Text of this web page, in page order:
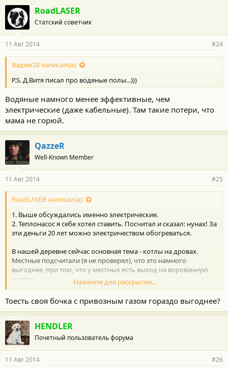
RoadLASER
Статский советчик
11 Авг 2014 #24
Вадим28 написал(а):
P.S. Д.Витя писал про водяные полы...)))
Водяные намного менее эффективные, чем
электрические (даже кабельные). Там такие потери, что
мама не горюй.
QazzeR
Well-Known Member
11 Авг 2014 #25
RoadLASER написал(а):
1. Выше обсуждались именно электрические.
2. Теплонасос я себе хотел ставить. Посчитал и сказал: нунах! За
эти деньги 20 лет можно электричеством обогреваться.
В нашей деревне сейчас основная тема - котлы на дровах.
Местные подсчитали (я не проверял), что это намного
выгоднее, при том, что у местных есть выход на ворованную
соляру.
В Москве сейчас автономная газификацию - 200 тыр. Баком
можно пару лет отапливаться. А так, у нас только за
подключение к магистральному газу с разводкой - около 400
тыр (в газифицированной в этом году деревне ни один не
подключился).
Нажмите для раскрытия...
Тоесть своя бочка с привозным газом гораздо выгоднее?
HENDLER
Почетный пользователь форума
11 Авг 2014 #26